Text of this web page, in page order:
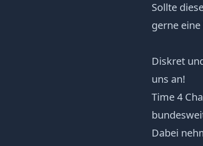
Sollte
gerne
Diskret
uns an!
Time 4
Dabei